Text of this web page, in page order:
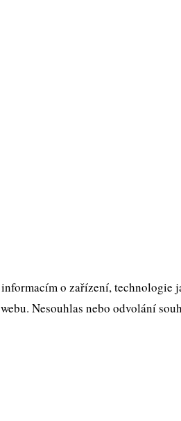
o zařízení, technologie
Nesouhlas nebo odvolání